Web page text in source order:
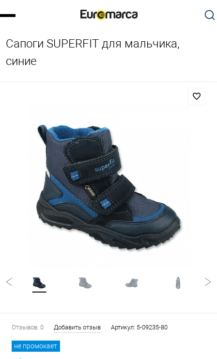
Сапоги SUPERFIT для мальчика,
синие
Отзывов: 0 Добавить отзыв Артикул: 5-09235-80
не промокает